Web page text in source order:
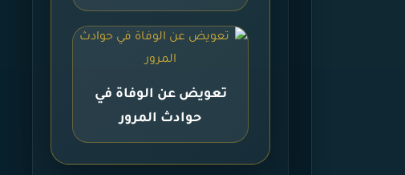
تعويض عن الوفاة في
حوادث المرور